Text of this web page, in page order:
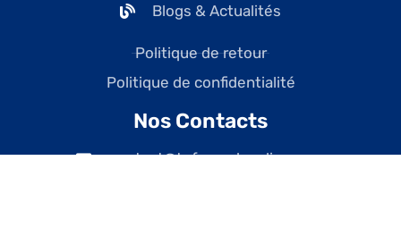
Blogs & Actualités
Politique de retour
Politique de confidentialité
Nos Contacts
contact@tefcanadaonline.com